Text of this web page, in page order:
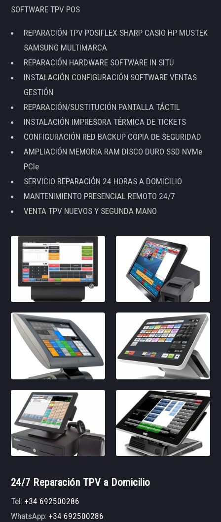
SOFTWARE TPV POS
REPARACIÓN TPV POSIFLEX SHARP CASIO HP MUSTEK
SAMSUNG MULTIMARCA
REPARACIÓN HARDWARE SOFTWARE IN SITU
INSTALACIÓN CONFIGURACIÓN SOFTWARE VENTAS
GESTIÓN
REPARACIÓN/SUSTITUCIÓN PANTALLA TÁCTIL
INSTALACIÓN IMPRESORA TÉRMICA DE TICKETS
CONFIGURACIÓN RED BACKUP COPIA DE SEGURIDAD
AMPLIACIÓN MEMORIA RAM DISCO DURO SSD NVMe
PCIe
SERVICIO REPARACIÓN 24 HORAS A DOMICILIO
MANTENIMIENTO PRESENCIAL REMOTO 24/7
VENTA TPV NUEVOS Y SEGUNDA MANO
24/7 Reparación TPV a Domicilio
Tel:+34 692500286
WhatsApp:+34 692500286